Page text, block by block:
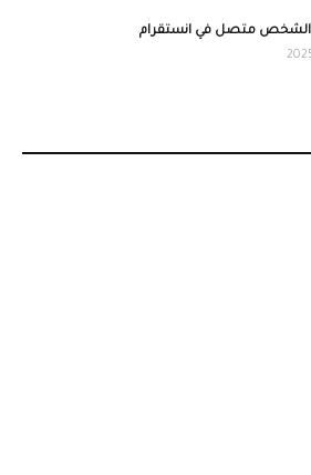
الشخص متصل في انستقرام